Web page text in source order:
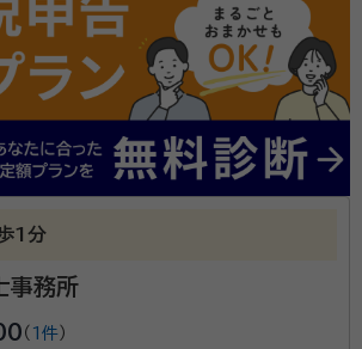
ご利用時期：2022/10
、遺言など、相談を含め対応いたしま
た業務は、誠実さをもってスタッフ
連携を深め対応させていただいてい
書士会
1分
事務所
（ 1件 ）